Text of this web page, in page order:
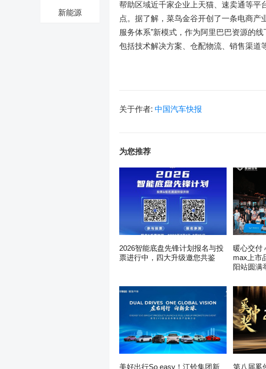
新能源
帮助区域近千家企业上天猫、速卖通等平
点。据了解，菜鸟金谷开创了一条电商产
服务体系”新模式，作为阿里巴巴资源的
包括技术解决方案、仓配物流、销售渠道
关于作者: 中国汽车快报
为您推荐
2026智能底盘先锋计划报名与投
票进行中，四大升级邀您共鉴
暖心交
max上市
阳站圆满
美好出行So easy！江铃集团新
第八届奚